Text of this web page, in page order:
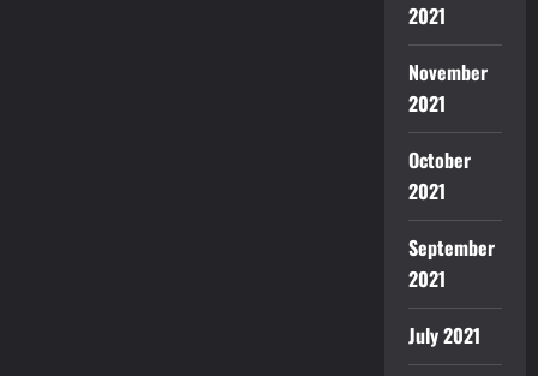
2021
November
2021
October
2021
September
2021
July 2021